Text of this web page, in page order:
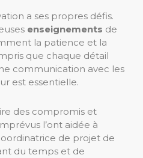
a ses propres défis.
enseignements de
la patience et la
que chaque détail
communication avec les
est essentielle.
des compromis et
l’ont aidée à
de projet de
du temps et de